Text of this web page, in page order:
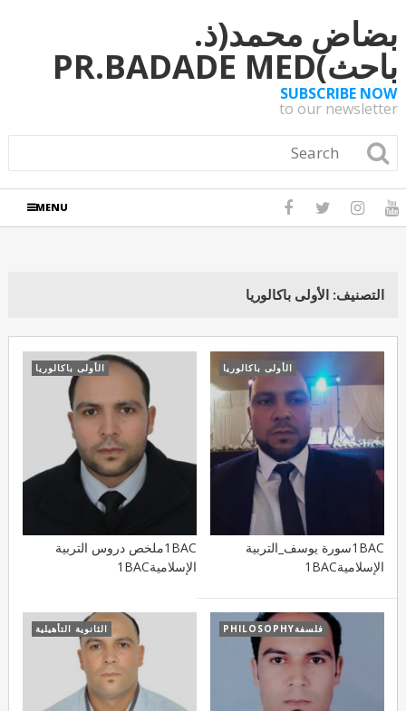
بضاض محمد(ذ.
باحث)PR.BADADE MED
SUBSCRIBE NOW
to our newsletter
MENU
التصنيف: الأولى باكالوريا
الأولى باكالوريا
1BACملخص دروس التربية
الإسلامية1BAC
الأولى باكالوريا
1BACسورة يوسف_التربية
الإسلامية1BAC
الثانوية التأهيلية فلسفةPHILOSOPHY